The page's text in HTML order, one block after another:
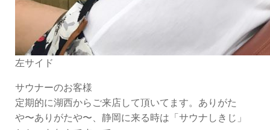
左サイド
サウナーのお客様
定期的に湖西からご来店して頂いてます。ありがた
や〜ありがたや〜、静岡に来る時は「サウナしきじ」